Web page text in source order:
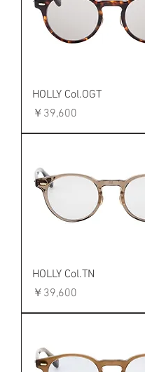
HOLLY Col.OGT
価格
￥39,600
HOLLY Col.TN
価格
￥39,600